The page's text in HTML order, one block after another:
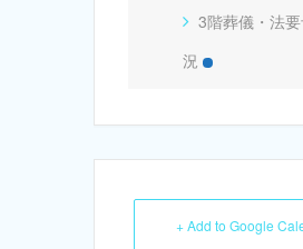
3階葬儀・法
況
+ Add to Google